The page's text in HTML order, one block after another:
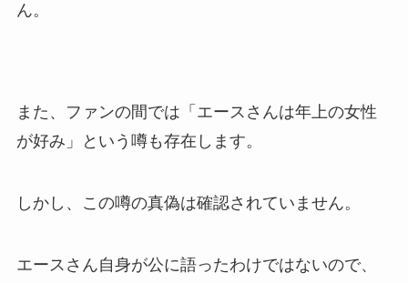
ん。
また、ファンの間では「エースさんは年上の女性
が好み」という噂も存在します。
しかし、この噂の真偽は確認されていません。
エースさん自身が公に語ったわけではないので、